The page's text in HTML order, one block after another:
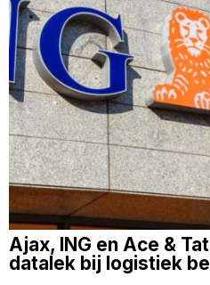
Ajax, ING en Ace &
datalek bij logistiek